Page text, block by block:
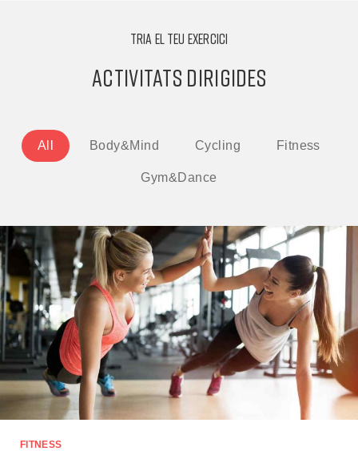
TRIA EL TEU EXERCICI
ACTIVITATS DIRIGIDES
All Body&Mind Cycling Fitness
Gym&Dance
FITNESS